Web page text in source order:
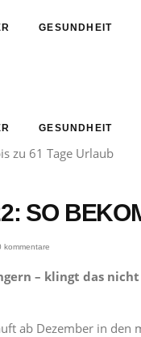
GESUNDHEIT
GESUNDHEIT
SO
kommentare
– klingt das
ab Dezember in